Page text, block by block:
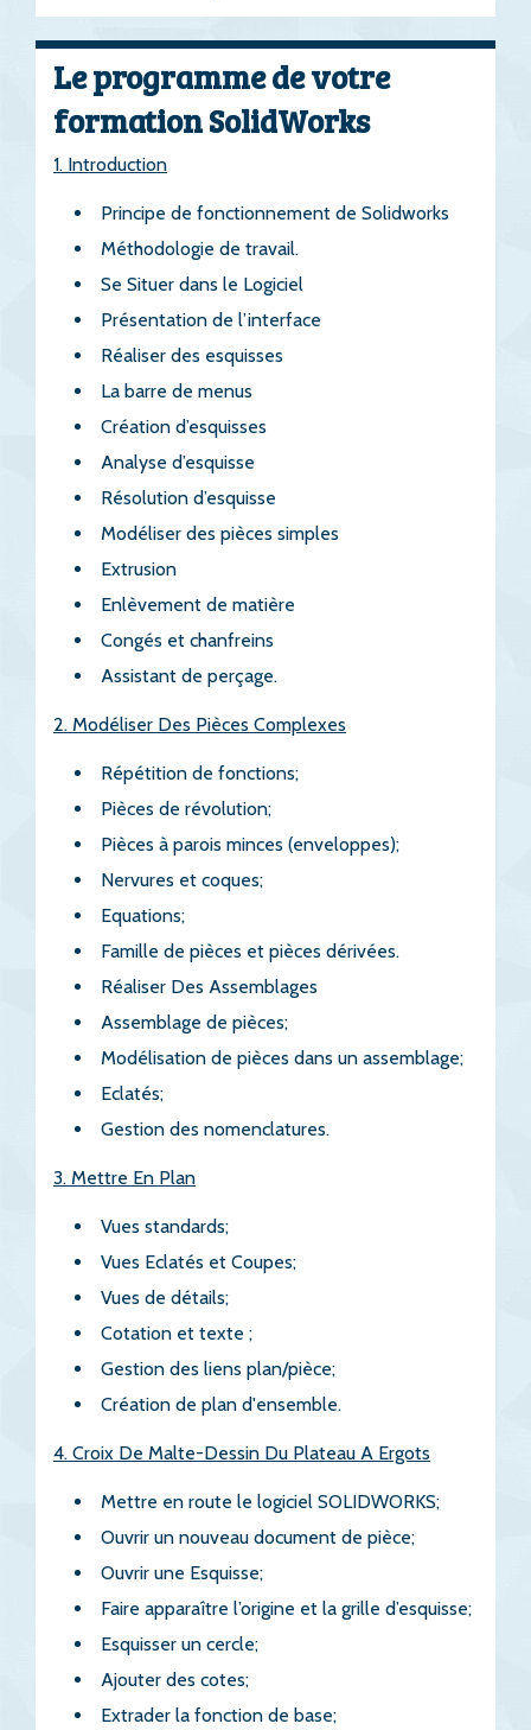
Le programme de votre
formation SolidWorks
1. Introduction
Principe de fonctionnement de Solidworks
Méthodologie de travail.
Se Situer dans le Logiciel
Présentation de l’interface
Réaliser des esquisses
La barre de menus
Création d’esquisses
Analyse d’esquisse
Résolution d’esquisse
Modéliser des pièces simples
Extrusion
Enlèvement de matière
Congés et chanfreins
Assistant de perçage.
2. Modéliser Des Pièces Complexes
Répétition de fonctions;
Pièces de révolution;
Pièces à parois minces (enveloppes);
Nervures et coques;
Equations;
Famille de pièces et pièces dérivées.
Réaliser Des Assemblages
Assemblage de pièces;
Modélisation de pièces dans un assemblage;
Eclatés;
Gestion des nomenclatures.
3. Mettre En Plan
Vues standards;
Vues Eclatés et Coupes;
Vues de détails;
Cotation et texte ;
Gestion des liens plan/pièce;
Création de plan d'ensemble.
4. Croix De Malte-Dessin Du Plateau A Ergots
Mettre en route le logiciel SOLIDWORKS;
Ouvrir un nouveau document de pièce;
Ouvrir une Esquisse;
Faire apparaître l’origine et la grille d’esquisse;
Esquisser un cercle;
Ajouter des cotes;
Extrader la fonction de base;